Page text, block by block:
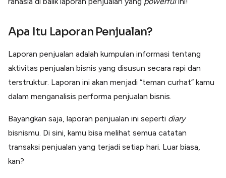
Apa Itu Laporan Penjualan?
Laporan penjualan adalah kumpulan informasi tentang
aktivitas penjualan bisnis yang disusun secara rapi dan
terstruktur. Laporan ini akan menjadi “teman curhat” kamu
dalam menganalisis performa penjualan bisnis.
Bayangkan saja, laporan penjualan ini seperti diary
bisnismu. Di sini, kamu bisa melihat semua catatan
transaksi penjualan yang terjadi setiap hari. Luar biasa,
kan?